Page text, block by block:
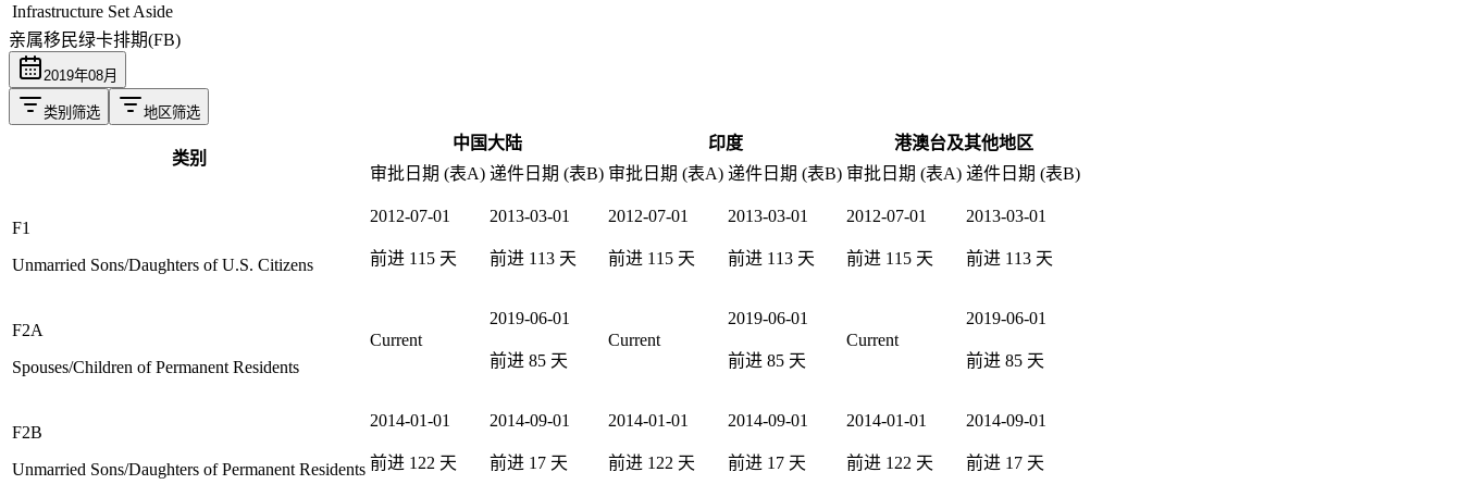
Infrastructure Set Aside
亲属移民绿卡排期(FB)
2019年08月
类别筛选 地区筛选
类别
中国大陆 印度
港澳台及其他地区
审批日期 (表A) 递件日期 (表B) 审批日期 (表A) 递件日期 (表B) 审批日期 (表A) 递件日期 (表B)
F1
Unmarried Sons/Daughters of U.S. Citizens
2012-07-01
前进 115 天
2013-03-01
前进 113 天
2012-07-01
前进 115 天
2013-03-01
前进 113 天
2012-07-01
前进 115 天
2013-03-01
前进 113 天
F2A
Spouses/Children of Permanent Residents
Current
2019-06-01
前进 85 天
Current
2019-06-01
前进 85 天
Current
2019-06-01
前进 85 天
F2B
Unmarried Sons/Daughters of Permanent Residents
2014-01-01
前进 122 天
2014-09-01
前进 17 天
2014-01-01
前进 122 天
2014-09-01
前进 17 天
2014-01-01
前进 122 天
2014-09-01
前进 17 天